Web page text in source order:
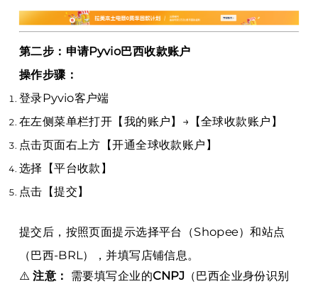
第二步：申请Pyvio巴西收款账户
操作步骤：
登录Pyvio客户端
在左侧菜单栏打开【我的账户】→【全球收款账户】
点击页面右上方【开通全球收款账户】
选择【平台收款】
点击【提交】
提交后，按照页面提示选择平台（Shopee）和站点
（巴西-BRL），并填写店铺信息。
⚠️注意： 需要填写企业的CNPJ（巴西企业身份识别